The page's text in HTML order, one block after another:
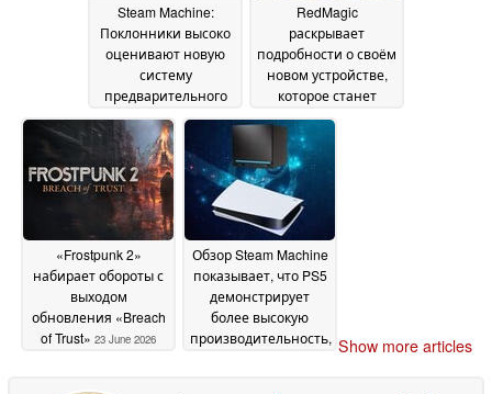
Steam Machine:
Поклонники высоко
оценивают новую
систему
предварительного
заказа — однако
одна группа
осталась без
внимания23 June 2026
RedMagic
раскрывает
подробности о своём
новом устройстве,
которое станет
конкурентом Lenovo
Legion Tab Gen 5
«Frostpunk 2»
набирает обороты с
выходом
обновления «Breach
of Trust» 23 June 2026
Обзор Steam Machine
показывает, что PS5
демонстрирует
более высокую
производительность, Show more articles